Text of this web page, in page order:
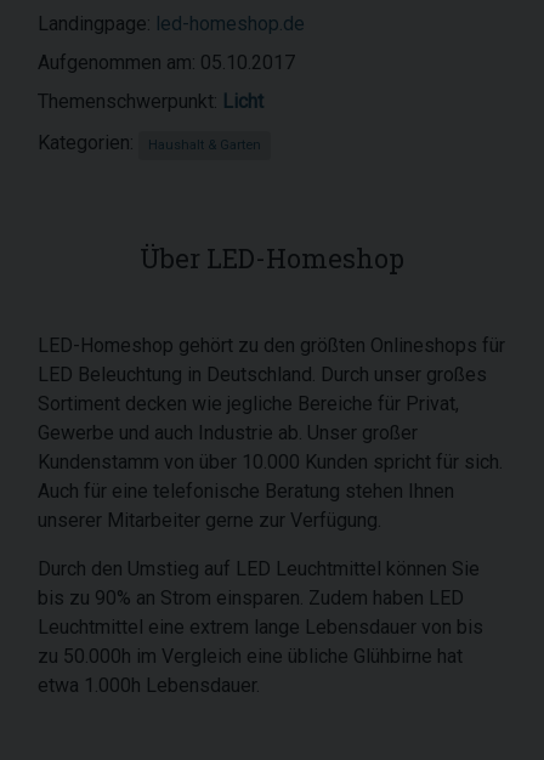
Landingpage: led-homeshop.de
Aufgenommen am: 05.10.2017
Themenschwerpunkt: Licht
Kategorien:
Haushalt & Garten
Über LED-Homeshop
LED-Homeshop gehört zu den größten Onlineshops für
LED Beleuchtung in Deutschland. Durch unser großes
Sortiment decken wie jegliche Bereiche für Privat,
Gewerbe und auch Industrie ab. Unser großer
Kundenstamm von über 10.000 Kunden spricht für sich.
Auch für eine telefonische Beratung stehen Ihnen
unserer Mitarbeiter gerne zur Verfügung.
Durch den Umstieg auf LED Leuchtmittel können Sie
bis zu 90% an Strom einsparen. Zudem haben LED
Leuchtmittel eine extrem lange Lebensdauer von bis
zu 50.000h im Vergleich eine übliche Glühbirne hat
etwa 1.000h Lebensdauer.